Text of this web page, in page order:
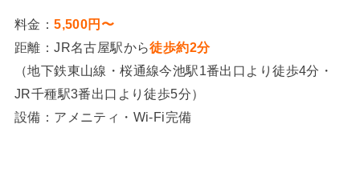
料金：5,500円〜
距離：JR名古屋駅から徒歩約2分
（地下鉄東山線・桜通線今池駅1番出口より徒歩4分・
JR千種駅3番出口より徒歩5分）
設備：アメニティ・Wi-Fi完備